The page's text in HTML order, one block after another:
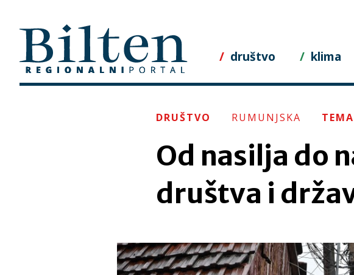
content
društvo klima
DRUŠTVO RUMUNJSKA TEMA
Od nasilja do
društva i